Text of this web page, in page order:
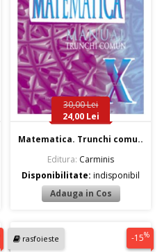
30,00 Lei
24,00 Lei
Matematica. Trunchi comu..
Editura: Carminis
Disponibilitate:indisponibil
rasfoieste -15%